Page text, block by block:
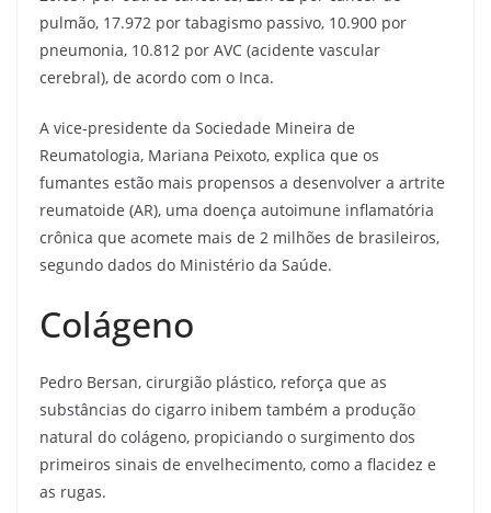
pulmão, 17.972 por tabagismo passivo, 10.900 por
pneumonia, 10.812 por AVC (acidente vascular
cerebral), de acordo com o Inca.
A vice-presidente da Sociedade Mineira de
Reumatologia, Mariana Peixoto, explica que os
fumantes estão mais propensos a desenvolver a artrite
reumatoide (AR), uma doença autoimune inflamatória
crônica que acomete mais de 2 milhões de brasileiros,
segundo dados do Ministério da Saúde.
Colágeno
Pedro Bersan, cirurgião plástico, reforça que as
substâncias do cigarro inibem também a produção
natural do colágeno, propiciando o surgimento dos
primeiros sinais de envelhecimento, como a flacidez e
as rugas.